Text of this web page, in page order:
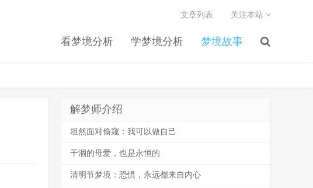
看梦境分析 学梦境分析 梦境故事
文章列表 关注本站
解梦师介绍
坦然面对偷窥：我可以做自己
干涸的母爱，也是永恒的
清明节梦境：恐惧，永远都来自内心